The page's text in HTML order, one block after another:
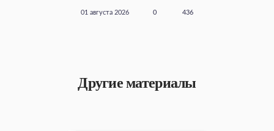
01 августа 2026 0 436
Другие материалы